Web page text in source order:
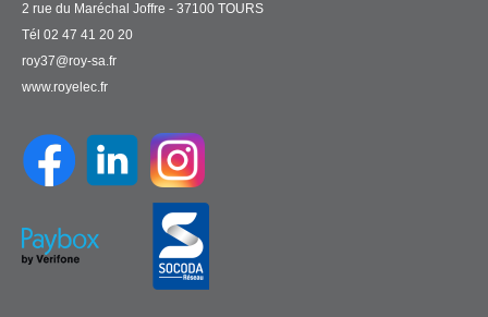
2 rue du Maréchal Joffre - 37100 TOURS
Tél 02 47 41 20 20
roy37@roy-sa.fr
www.royelec.fr